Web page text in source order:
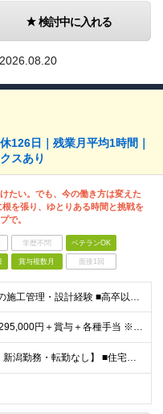
検討中に入れる
2026.08.20
126日｜残業月平均1時間｜
スあり
けたい。でも、今の働き方は変えた
根を張り、ゆとりある時間と挑戦を
で。
学歴不問 ベテランOK
賞与複数月 面接1回
■機械・電機設備の施工管理・設計経験 ■高卒以上 ≪このような方はぜひご応募ください≫ ◎安定企業に腰を据えて長く働きたい方 ◎新潟エリアで家庭と両立しながら働きたい方 ◎幅広い分野の設計に携わり、
月給215,000円～295,000円＋賞与＋各種手当 ※前職のご経験やスキルを考慮して決定いたします ※残業代は全額支給いたします ※試用期間3ヶ月（期間中は有給休暇の取得のみ対象外となります）
【U/Iターン歓迎・新潟勤務・転勤なし】 ■住宅手当支給や社宅制度あり ■車通勤OK 本社：新潟県新潟市東区竹尾卸新町752番地10 (変更の範囲)上記を除く当社関連勤務地